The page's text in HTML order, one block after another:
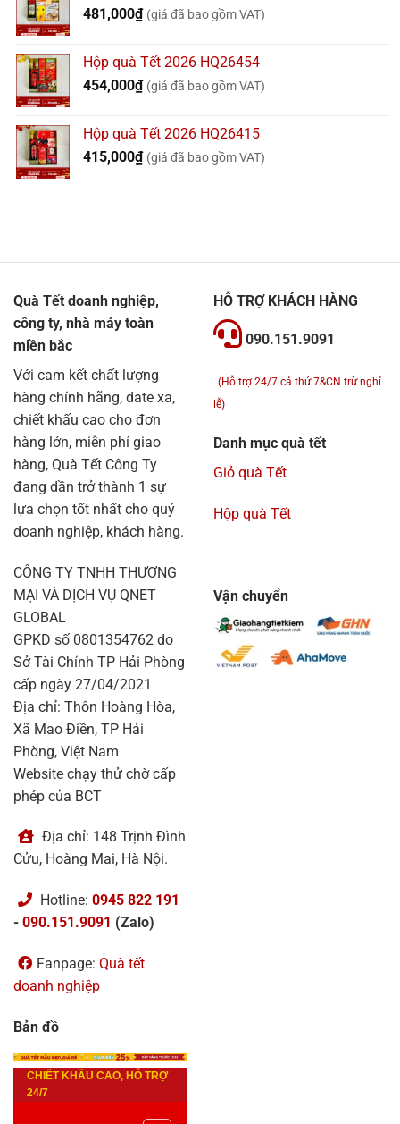
481,000₫ (giá đã bao gồm VAT)
Hộp quà Tết 2026 HQ26454
454,000₫ (giá đã bao gồm VAT)
Hộp quà Tết 2026 HQ26415
415,000₫ (giá đã bao gồm VAT)
Quà Tết doanh nghiệp,
công ty, nhà máy toàn
miền bắc
Với cam kết chất lượng
hàng chính hãng, date xa,
chiết khấu cao cho đơn
hàng lớn, miễn phí giao
hàng, Quà Tết Công Ty
đang dần trở thành 1 sự
lựa chọn tốt nhất cho quý
doanh nghiệp, khách hàng.
CÔNG TY TNHH THƯƠNG
MẠI VÀ DỊCH VỤ QNET
GLOBAL
GPKD số 0801354762 do
Sở Tài Chính TP Hải Phòng
cấp ngày 27/04/2021
Địa chỉ: Thôn Hoàng Hòa,
Xã Mao Điền, TP Hải
Phòng, Việt Nam
Website chạy thử chờ cấp
phép của BCT
Địa chỉ: 148 Trịnh Đình
Cửu, Hoàng Mai, Hà Nội.
Hotline: 0945 822 191
- 090.151.9091 (Zalo)
Fanpage: Quà tết
doanh nghiệp
Bản đồ
HỖ TRỢ KHÁCH HÀNG
090.151.9091
(Hỗ trợ 24/7 cả thứ 7&CN trừ nghỉ
lễ)
Danh mục quà tết
Giỏ quà Tết
Hộp quà Tết
Vận chuyển